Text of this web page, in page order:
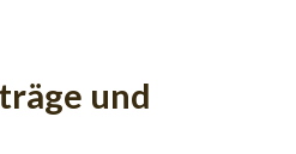
und